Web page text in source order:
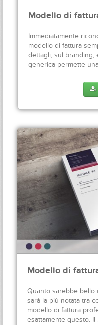
Modello di
Immediatamente
modello di fattura
dettagli, sul branding,
generica permette
Modello di
Quanto sarebbe bello
sarà la più notata tra
modello di fattura
esattamente questo. Il